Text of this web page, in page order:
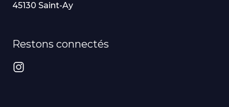
45130 Saint-Ay
Restons connectés